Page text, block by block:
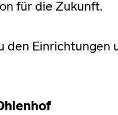
für die Zukunft.
den